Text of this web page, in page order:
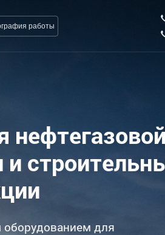
работы
нефтегазовой
для